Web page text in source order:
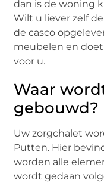
dan is de woning
Wilt u liever zelf
de casco
meubelen en
voor u.
Waar
gebouwd?
Uw zorgchalet
Putten. Hier
worden alle
wordt gedaan